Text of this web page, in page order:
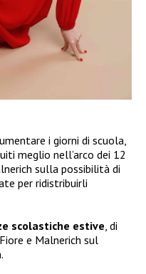
i giorni di scuola,
meglio nell’arco dei 12
sulla possibilità di
per ridistribuirli
scolastiche estive , di
e Malnerich sul